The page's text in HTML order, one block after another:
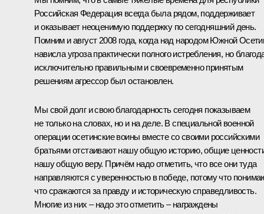
Российская Федерация всегда была рядом, поддерживает
и оказывает неоценимую поддержку по сегодняшний день.
Помним и август 2008 года, когда над народом Южной
нависла угроза практически полного истребления, но
исключительно правильным и своевременно принятым
решениям агрессор был остановлен.
Мы свой долг и свою благодарность сегодня показываем
не только на словах, но и на деле. В специальной военной
операции осетинские воины вместе со своими российскими
братьями отстаивают нашу общую историю, общие
нашу общую веру. Причём надо отметить, что все они туда
направляются с уверенностью в победе, потому что
что сражаются за правду и историческую справедливость.
Многие из них – надо это отметить – награждены